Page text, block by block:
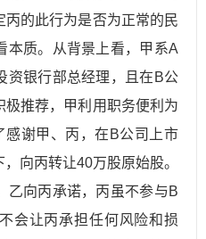
丙的此行为是否为正常的民
本质。从背景上看，甲系A
资银行部总经理，且在B公
推荐，甲利用职务便利为
感谢甲、丙，在B公司上市
向丙转让40万股原始股。
乙向丙承诺，丙虽不参与B
会让丙承担任何风险和损